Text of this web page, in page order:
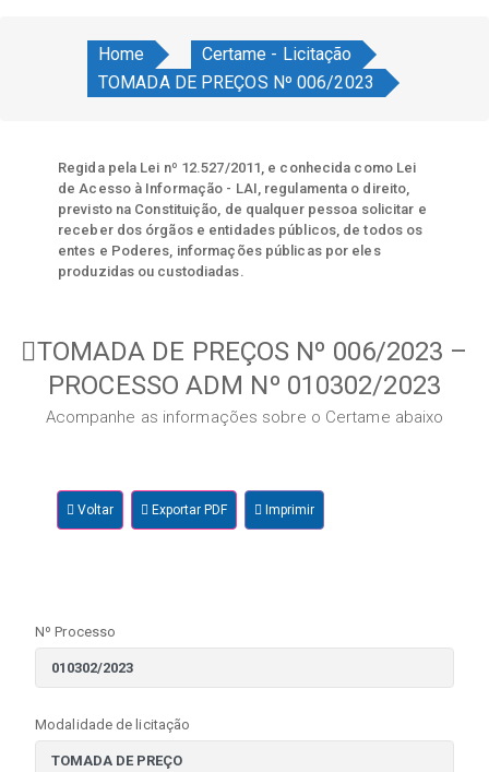
Home
Certame - Licitação
TOMADA DE PREÇOS Nº 006/2023
Regida pela Lei nº 12.527/2011, e conhecida como Lei
de Acesso à Informação - LAI, regulamenta o direito,
previsto na Constituição, de qualquer pessoa solicitar e
receber dos órgãos e entidades públicos, de todos os
entes e Poderes, informações públicas por eles
produzidas ou custodiadas.
TOMADA DE PREÇOS Nº 006/2023 –
PROCESSO ADM Nº 010302/2023
Acompanhe as informações sobre o Certame abaixo
Voltar Exportar PDF Imprimir
Nº Processo
Modalidade de licitação